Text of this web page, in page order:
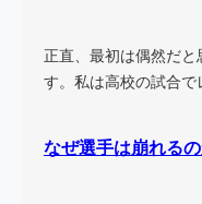
正直、最初は偶然だ
す。私は高校の試合
なぜ選手は崩れる